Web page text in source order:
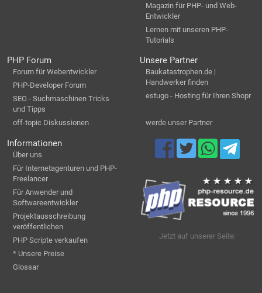
Magazin für PHP- und Web-
Entwickler
Lernen mit unseren PHP-
Tutorials
PHP Forum
Forum für Webentwickler
PHP-Developer Forum
SEO - Suchmaschinen Tricks
und Tipps
off-topic Diskussionen
Unsere Partner
Baukatastrophen.de |
Handwerker finden
estugo - Hosting für Ihren Shopr
werde unser Partner
Informationen
Über uns
Für Internetagenturen und PHP-
Freelancer
Für Anwender und
Softwareentwickler
Projektausschreibung
veröffentlichen
PHP Scripte verkaufen
* Unsere Preise
Glossar
Jetzt auf unserer Seite: